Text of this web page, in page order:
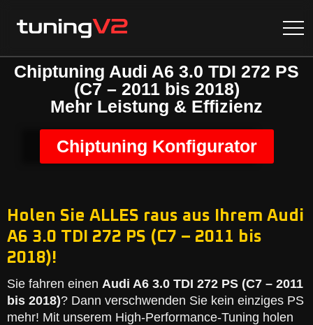
Chiptuning Audi A6 3.0 TDI 272 PS
(C7 – 2011 bis 2018)
Mehr Leistung & Effizienz
Chiptuning Konfigurator
Holen Sie ALLES raus aus Ihrem Audi
A6 3.0 TDI 272 PS (C7 – 2011 bis
2018)!
Sie fahren einen Audi A6 3.0 TDI 272 PS (C7 – 2011
bis 2018)? Dann verschwenden Sie kein einziges PS
mehr! Mit unserem High-Performance-Tuning holen